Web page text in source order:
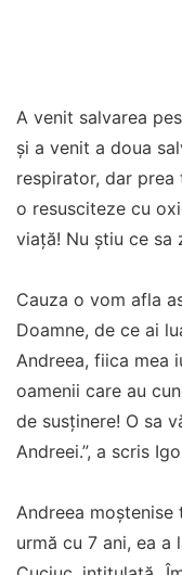
A venit salvarea
și a venit a doua
respirator, dar
o resusciteze cu
viață! Nu știu ce sa
Cauza o vom afla
Doamne, de ce ai
Andreea, fiica mea
oamenii care au
de susținere! O sa
Andreei.”, a scris
Andreea
urmă cu 7 ani, ea a